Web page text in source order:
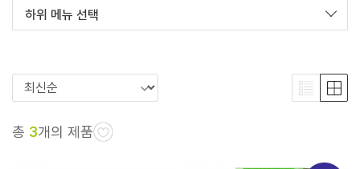
하위 메뉴 선택
총 3개의 제품